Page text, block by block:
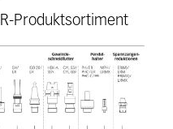
Produktsortiment